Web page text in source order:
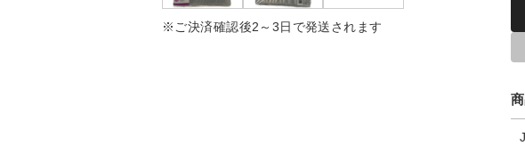
※ご決済確認後2～3日で発送されます